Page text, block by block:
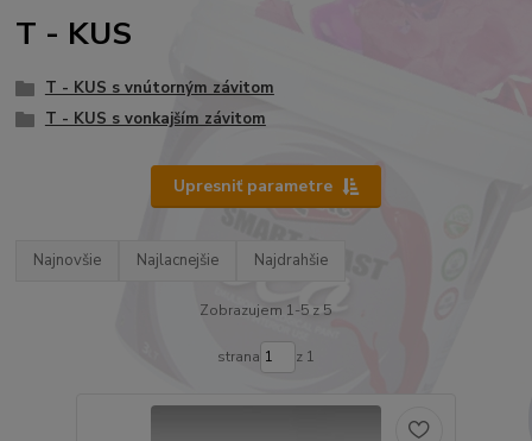
T - KUS
T - KUS s vnútorným závitom
T - KUS s vonkajším závitom
Upresniť parametre
Najnovšie Najlacnejšie Najdrahšie
Zobrazujem 1-5 z 5
strana z 1